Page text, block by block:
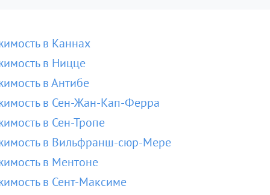
в Каннах
в Ницце
в Антибе
в Сен-Жан-Кап-Ферра
в Сен-Тропе
в Вильфранш-сюр-Мере
в Ментоне
в Сент-Максиме